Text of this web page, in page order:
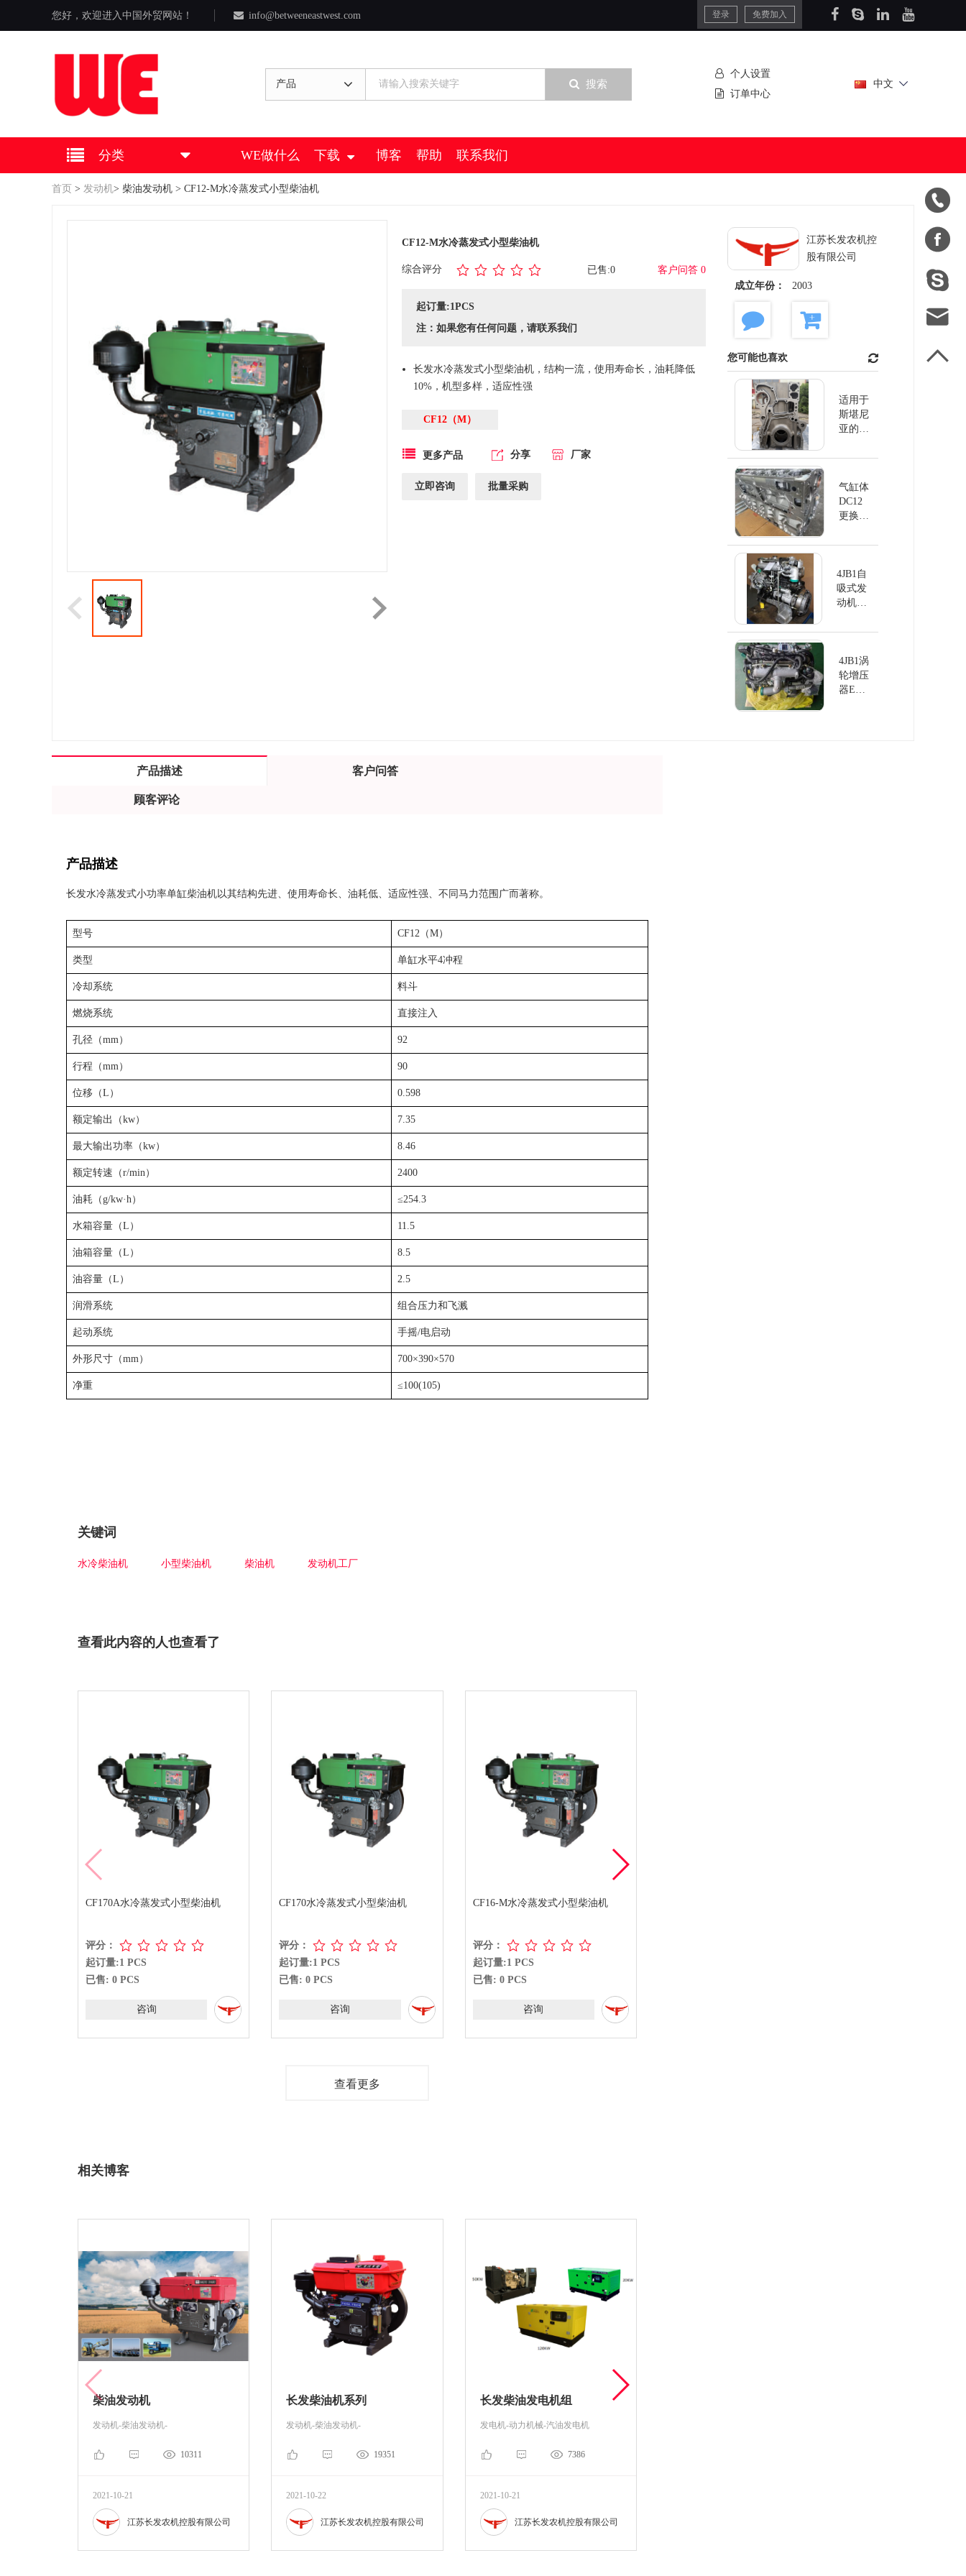
您好，欢迎进入中国外贸网站！ info@betweeneastwest.com 登录 免费加入





产品 搜索
个人设置
订单中心
中文
分类 WE做什么 下载 博客 帮助 联系我们
首页 > 发动机> 柴油发动机 > CF12-M水冷蒸发式小型柴油机
CF12-M水冷蒸发式小型柴油机
综合评分 已售:0 客户问答 0
起订量:1PCS
注：如果您有任何问题，请联系我们
长发水冷蒸发式小型柴油机，结构一流，使用寿命长，油耗降低
10%，机型多样，适应性强
CF12（M）
更多产品 分享 厂家
立即咨询 批量采购
江苏长发农机控
股有限公司
成立年份： 2003
您可能也喜欢
适用于
斯堪尼
亚的缸
DC13
气缸体
DC12
更换斯
4JB1自
吸式发
动机
EUI排
4JB1涡
轮增压
器EU
产品描述 客户问答
顾客评论
产品描述
长发水冷蒸发式小功率单缸柴油机以其结构先进、使用寿命长、油耗低、适应性强、不同马力范围广而著称。
型号 CF12（M）
类型 单缸水平4冲程
冷却系统 料斗
燃烧系统 直接注入
孔径（mm） 92
行程（mm） 90
位移（L） 0.598
额定输出（kw） 7.35
最大输出功率（kw） 8.46
额定转速（r/min） 2400
油耗（g/kw·h） ≤254.3
水箱容量（L） 11.5
油箱容量（L） 8.5
油容量（L） 2.5
润滑系统 组合压力和飞溅
起动系统 手摇/电启动
外形尺寸（mm） 700×390×570
净重 ≤100(105)
关键词
水冷柴油机 小型柴油机 柴油机 发动机工厂
查看此内容的人也查看了
CF170A水冷蒸发式小型柴油机
评分：
起订量:1 PCS
已售: 0 PCS
咨询
CF170水冷蒸发式小型柴油机
评分：
起订量:1 PCS
已售: 0 PCS
咨询
CF16-M水冷蒸发式小型柴油机
评分：
起订量:1 PCS
已售: 0 PCS
咨询
查看更多
相关博客
柴油发动机
发动机-柴油发动机-
10311
2021-10-21
江苏长发农机控股有限公司
长发柴油机系列
发动机-柴油发动机-
19351
2021-10-22
江苏长发农机控股有限公司
长发柴油发电机组
发电机-动力机械-汽油发电机
7386
2021-10-21
江苏长发农机控股有限公司